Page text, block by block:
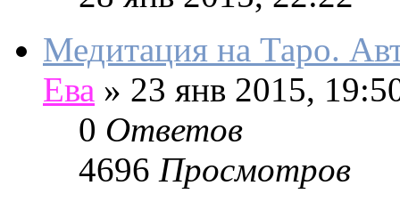
Медитация на Таро.
Ева » 23 янв 2015,
0 Ответов
4696 Просмотров